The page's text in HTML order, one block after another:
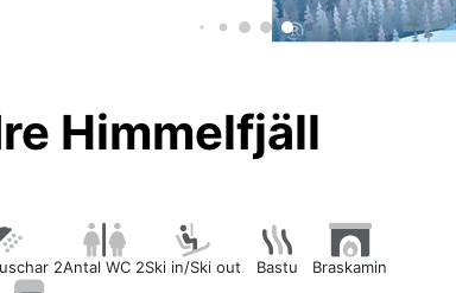
Himmelfjäll
2Antal WC 2Ski in/Ski out Bastu Braskamin